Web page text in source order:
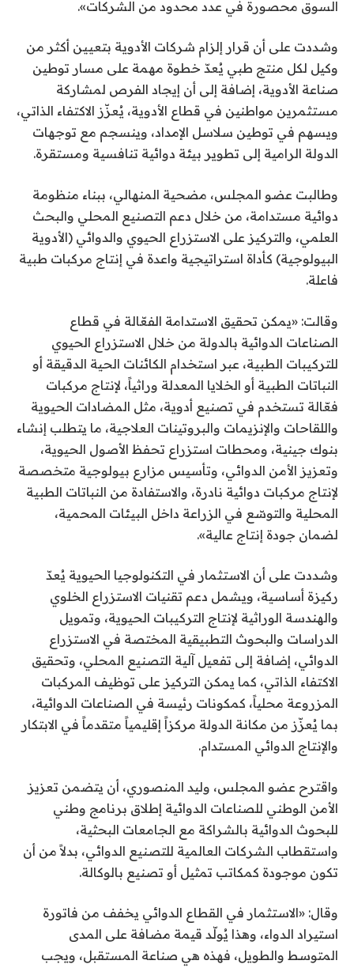
السوق محصورة في عدد محدود من الشركات».
وشددت على أن قرار إلزام شركات الأدوية بتعيين أكثر من
وكيل لكل منتج طبي يُعدّ خطوة مهمة على مسار توطين
صناعة الأدوية، إضافة إلى أن إيجاد الفرص لمشاركة
مستثمرين مواطنين في قطاع الأدوية، يُعزّز الاكتفاء الذاتي،
ويسهم في توطين سلاسل الإمداد، وينسجم مع توجهات
الدولة الرامية إلى تطوير بيئة دوائية تنافسية ومستقرة.
وطالبت عضو المجلس، مضحية المنهالي، ببناء منظومة
دوائية مستدامة، من خلال دعم التصنيع المحلي والبحث
العلمي، والتركيز على الاستزراع الحيوي والدوائي (الأدوية
البيولوجية) كأداة استراتيجية واعدة في إنتاج مركبات طبية
فاعلة.
وقالت: «يمكن تحقيق الاستدامة الفعّالة في قطاع
الصناعات الدوائية بالدولة من خلال الاستزراع الحيوي
للتركيبات الطبية، عبر استخدام الكائنات الحية الدقيقة أو
النباتات الطبية أو الخلايا المعدلة وراثياً، لإنتاج مركبات
فعّالة تستخدم في تصنيع أدوية، مثل المضادات الحيوية
واللقاحات والإنزيمات والبروتينات العلاجية، ما يتطلب إنشاء
بنوك جينية، ومحطات استزراع تحفظ الأصول الحيوية،
وتعزيز الأمن الدوائي، وتأسيس مزارع بيولوجية متخصصة
لإنتاج مركبات دوائية نادرة، والاستفادة من النباتات الطبية
المحلية والتوسّع في الزراعة داخل البيئات المحمية،
لضمان جودة إنتاج عالية».
وشددت على أن الاستثمار في التكنولوجيا الحيوية يُعدّ
ركيزة أساسية، ويشمل دعم تقنيات الاستزراع الخلوي
والهندسة الوراثية لإنتاج التركيبات الحيوية، وتمويل
الدراسات والبحوث التطبيقية المختصة في الاستزراع
الدوائي، إضافة إلى تفعيل آلية التصنيع المحلي، وتحقيق
الاكتفاء الذاتي، كما يمكن التركيز على توظيف المركبات
المزروعة محلياً، كمكونات رئيسة في الصناعات الدوائية،
بما يُعزّز من مكانة الدولة مركزاً إقليمياً متقدماً في الابتكار
والإنتاج الدوائي المستدام.
واقترح عضو المجلس، وليد المنصوري، أن يتضمن تعزيز
الأمن الوطني للصناعات الدوائية إطلاق برنامج وطني
للبحوث الدوائية بالشراكة مع الجامعات البحثية،
واستقطاب الشركات العالمية للتصنيع الدوائي، بدلاً من أن
تكون موجودة كمكاتب تمثيل أو تصنيع بالوكالة.
وقال: «الاستثمار في القطاع الدوائي يخفف من فاتورة
استيراد الدواء، وهذا يُولّد قيمة مضافة على المدى
المتوسط والطويل، فهذه هي صناعة المستقبل، ويجب